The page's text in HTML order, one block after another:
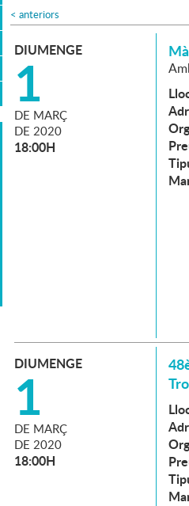
< anteriors
DIUMENGE
1
DE MARÇ
DE 2020
18:00H
DIUMENGE
1
DE MARÇ
DE 2020
18:00H